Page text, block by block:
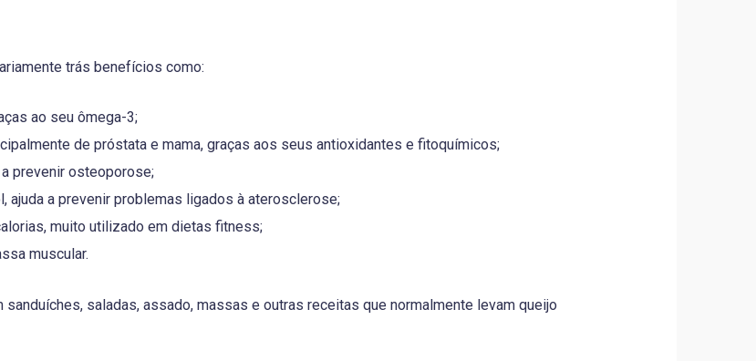
trás benefícios como:
ao seu ômega-3;
de próstata e mama, graças aos seus antioxidantes e fitoquímicos;
prevenir osteoporose;
ajuda a prevenir problemas ligados à aterosclerose;
muito utilizado em dietas fitness;
muscular.
saladas, assado, massas e outras receitas que normalmente levam queijo